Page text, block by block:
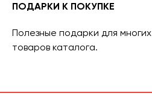
ПОДАРКИ К ПОКУПКЕ
Полезные подарки для многих
товаров каталога.